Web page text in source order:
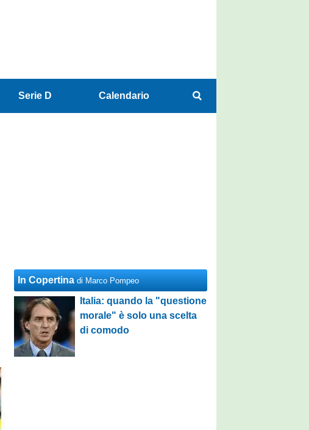
Serie D Calendario
In Copertina di Marco Pompeo
Italia: quando la "questione
morale" è solo una scelta
di comodo